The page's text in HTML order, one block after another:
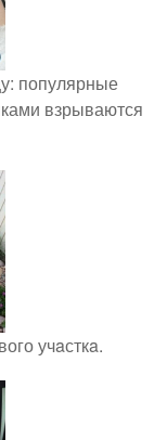
популярные
взрываются
учaсткa.